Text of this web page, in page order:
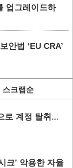
업그레이드하
안법 ‘EU CRA’
스크랩순
로 계정 탈취...
크’ 악용한 자율